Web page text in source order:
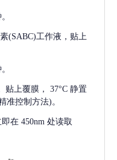
(SABC)工作液，贴上
贴上覆膜， 37°C 静置
准控制方法)。
在 450nm 处读取